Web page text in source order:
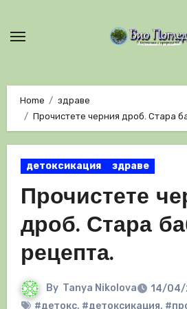
Home
здраве
Прочистете черния дроб. Стара
детоксикация здраве
Прочистете
дроб. Стара
рецепта.
By Tanya Nikolova
14/04/
#детокс, #детоксикация,